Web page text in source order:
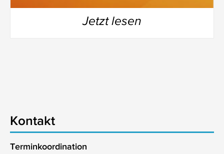
Jetzt lesen
Kontakt
Terminkoordination